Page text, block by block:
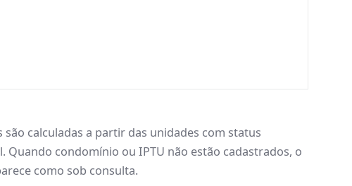
são calculadas a partir das unidades com status
Quando condomínio ou IPTU não estão cadastrados, o
como sob consulta.